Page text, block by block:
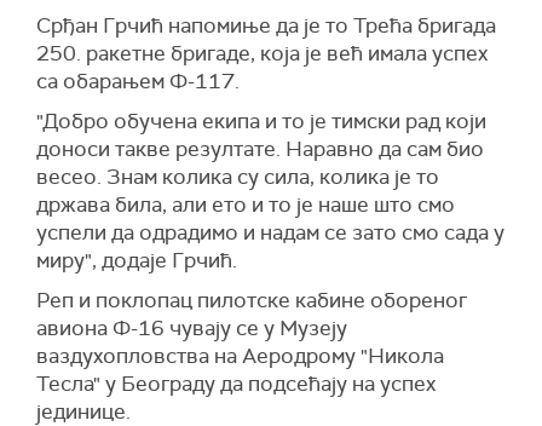
Срђан Грчић напомиње да је то Трећа бригада
250. ракетне бригаде, која је већ имала успех
са обарањем Ф-117.
"Добро обучена екипа и то је тимски рад који
доноси такве резултате. Наравно да сам био
весео. Знам колика су сила, колика је то
држава била, али ето и то је наше што смо
успели да одрадимо и надам се зато смо сада у
миру", додаје Грчић.
Реп и поклопац пилотске кабине обореног
авиона Ф-16 чувају се у Музеју
ваздухопловства на Аеродрому "Никола
Тесла" у Београду да подсећају на успех
јединице.